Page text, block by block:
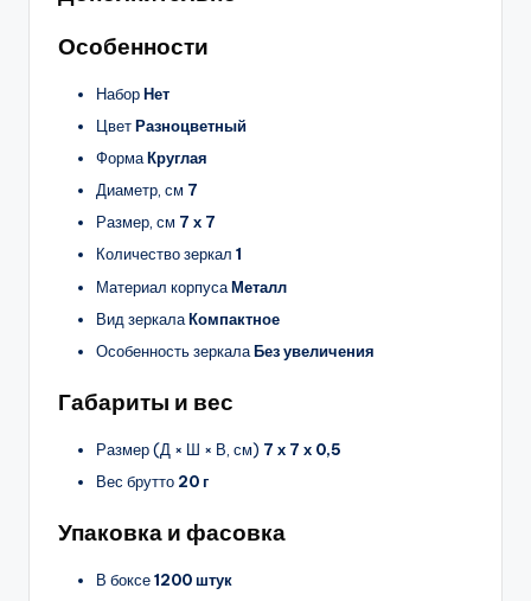
Особенности
НаборНет
ЦветРазноцветный
ФормаКруглая
Диаметр, см 7
Размер, см 7 х 7
Количество зеркал 1
Материал корпусаМеталл
Вид зеркалаКомпактное
Особенность зеркалаБез увеличения
Габариты и вес
Размер (Д × Ш × В, см) 7 х 7 х 0,5
Вес брутто 20 г
Упаковка и фасовка
В боксе1200 штук